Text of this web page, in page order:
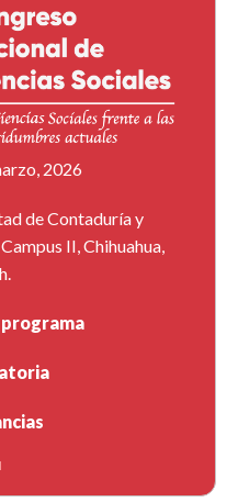
2026
de Contaduría y
II, Chihuahua,